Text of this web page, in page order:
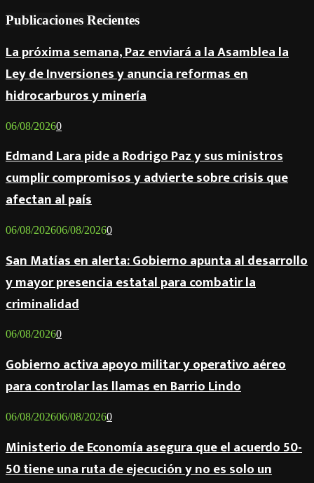
Publicaciones Recientes
La próxima semana, Paz enviará a la Asamblea la
Ley de Inversiones y anuncia reformas en
hidrocarburos y minería
06/08/20260
Edmand Lara pide a Rodrigo Paz y sus ministros
cumplir compromisos y advierte sobre crisis que
afectan al país
06/08/202606/08/20260
San Matías en alerta: Gobierno apunta al desarrollo
y mayor presencia estatal para combatir la
criminalidad
06/08/20260
Gobierno activa apoyo militar y operativo aéreo
para controlar las llamas en Barrio Lindo
06/08/202606/08/20260
Ministerio de Economía asegura que el acuerdo 50-
50 tiene una ruta de ejecución y no es solo un